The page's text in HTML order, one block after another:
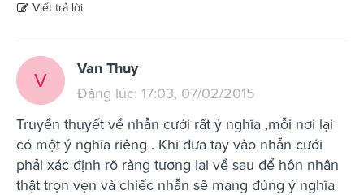
Viết trả lời
V
Van Thuy
Đăng lúc: 17:03, 07/02/2015
Truyền thuyết về nhẫn cưới rất ý nghĩa ,mỗi nơi lại
có một ý nghĩa riêng . Khi đưa tay vào nhẫn cưới
phải xác định rõ ràng tương lai về sau để hôn nhân
thật trọn vẹn và chiếc nhẫn sẽ mang đúng ý nghĩa